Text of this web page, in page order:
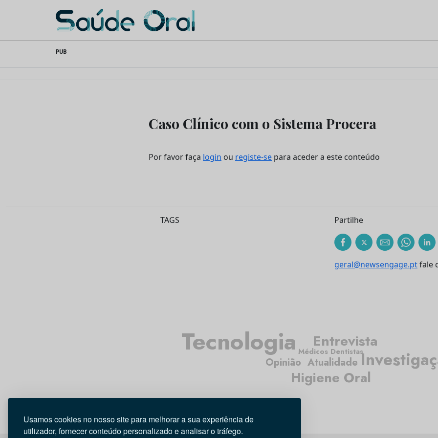
Usamos cookies no nosso site para melhorar a sua experiência de
utilizador, fornecer conteúdo personalizado e analisar o tráfego.
content
Saúde Oral
PUB
Caso Clínico com o Sistema Procera
Por favor faça login ou registe-se para aceder a este conteúdo
TAGS Partilhe
geral@newsengage.ptfale
Atualidade
Médicos Dentistas
Higiene Oral
Entrevista
Opinião
Tecnologia